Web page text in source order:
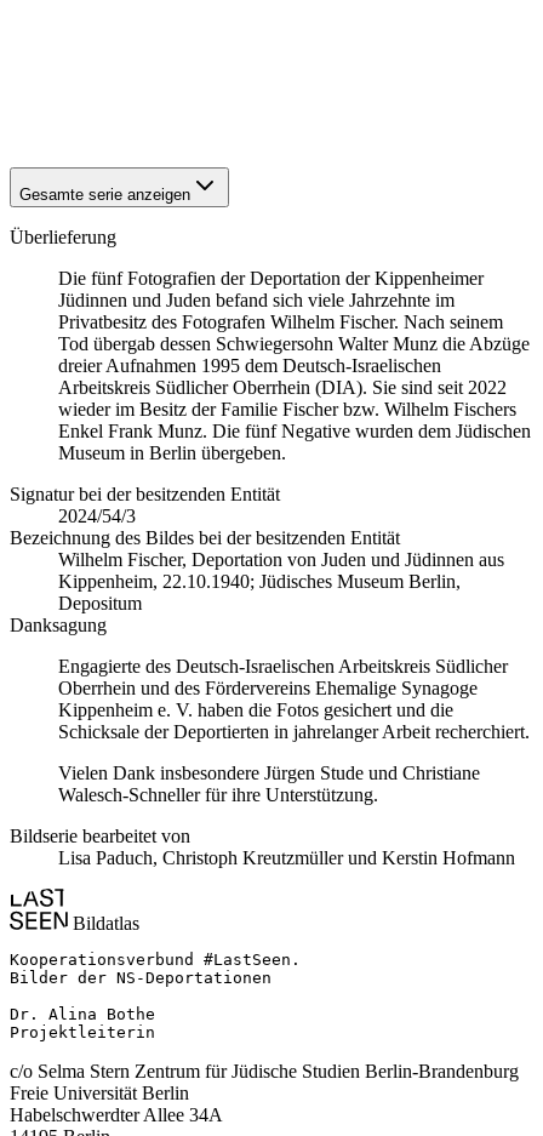
Gesamte serie anzeigen
Überlieferung
Die fünf Fotografien der Deportation der Kippenheimer
Jüdinnen und Juden befand sich viele Jahrzehnte im
Privatbesitz des Fotografen Wilhelm Fischer. Nach seinem
Tod übergab dessen Schwiegersohn Walter Munz die Abzüge
dreier Aufnahmen 1995 dem Deutsch-Israelischen
Arbeitskreis Südlicher Oberrhein (DIA). Sie sind seit 2022
wieder im Besitz der Familie Fischer bzw. Wilhelm Fischers
Enkel Frank Munz. Die fünf Negative wurden dem Jüdischen
Museum in Berlin übergeben.
Signatur bei der besitzenden Entität
2024/54/3
Bezeichnung des Bildes bei der besitzenden Entität
Wilhelm Fischer, Deportation von Juden und Jüdinnen aus
Kippenheim, 22.10.1940; Jüdisches Museum Berlin,
Depositum
Danksagung
Engagierte des Deutsch-Israelischen Arbeitskreis Südlicher
Oberrhein und des Fördervereins Ehemalige Synagoge
Kippenheim e. V. haben die Fotos gesichert und die
Schicksale der Deportierten in jahrelanger Arbeit recherchiert.
Vielen Dank insbesondere Jürgen Stude und Christiane
Walesch-Schneller für ihre Unterstützung.
Bildserie bearbeitet von
Lisa Paduch, Christoph Kreutzmüller und Kerstin Hofmann
Bildatlas
Kooperationsverbund #LastSeen.
Bilder der NS-Deportationen
Dr. Alina Bothe
Projektleiterin
c/o Selma Stern Zentrum für Jüdische Studien Berlin-Brandenburg
Freie Universität Berlin
Habelschwerdter Allee 34A